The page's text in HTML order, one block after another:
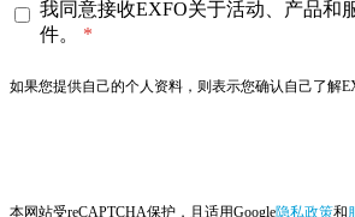
我同意接收EXFO关于活动、产品和
件。
如果您提供自己的个人资料，则表示您确认自己了解
本网站受reCAPTCHA保护，且适用Google隐私政策和